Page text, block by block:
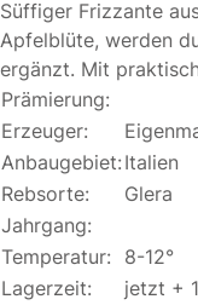
Süffiger Frizzante
Apfelblüte, werden
ergänzt. Mit
Prämierung:
Erzeuger:
Anbaugebiet:Italien
Rebsorte:
Glera
Jahrgang:
Temperatur: 8-12°
Lagerzeit:
jetzt +